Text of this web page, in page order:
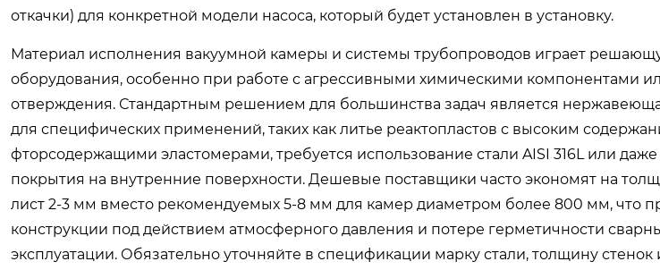
откачки) для конкретной модели насоса, который будет установлен в установку.
Материал исполнения вакуумной камеры и системы трубопроводов играет
оборудования, особенно при работе с агрессивными химическими компонентами
отверждения. Стандартным решением для большинства задач является
для специфических применений, таких как литье реактопластов с высоким
фторсодержащими эластомерами, требуется использование стали AISI 316L или
покрытия на внутренние поверхности. Дешевые поставщики часто экономят на
лист 2-3 мм вместо рекомендуемых 5-8 мм для камер диаметром более 800 мм, что
конструкции под действием атмосферного давления и потере герметичности
эксплуатации. Обязательно уточняйте в спецификации марку стали, толщину